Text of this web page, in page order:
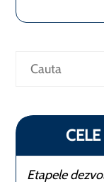
Caută
Etapele